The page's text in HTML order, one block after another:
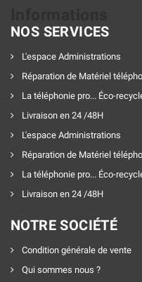
NOS SERVICES
L'espace Administrations
Réparation de Matériel
La téléphonie pro... Éco-
Livraison en 24 /48H
L'espace Administrations
Réparation de Matériel
La téléphonie pro... Éco-
Livraison en 24 /48H
NOTRE SOCIÉTÉ
Condition générale de vente
Qui sommes nous ?